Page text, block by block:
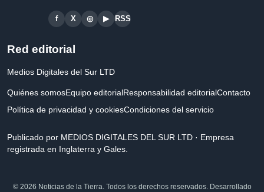
f X ◎ ▶ RSS
Red editorial
Medios Digitales del Sur LTD
Quiénes somosEquipo editorialResponsabilidad editorialContacto
Política de privacidad y cookiesCondiciones del servicio
Publicado por MEDIOS DIGITALES DEL SUR LTD · Empresa
registrada en Inglaterra y Gales.
© 2026 Noticias de la Tierra. Todos los derechos reservados. Desarrollado